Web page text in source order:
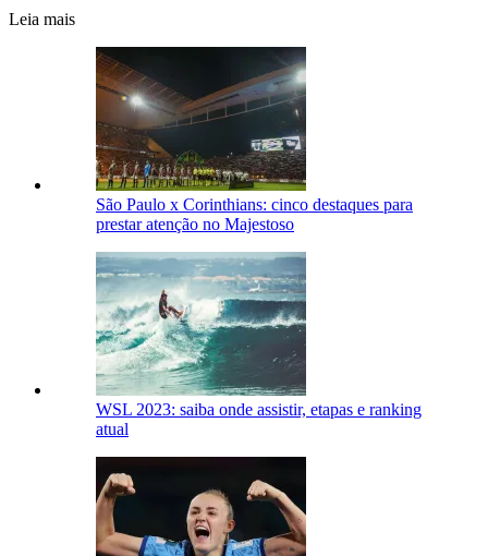
Leia mais
São Paulo x Corinthians: cinco destaques para
prestar atenção no Majestoso
WSL 2023: saiba onde assistir, etapas e ranking
atual